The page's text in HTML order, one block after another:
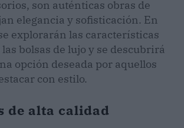
son auténticas obras de
elegancia y sofisticación. En
explorarán las características
bolsas de lujo y se descubrirá
opción deseada por aquellos
con estilo.
de alta calidad